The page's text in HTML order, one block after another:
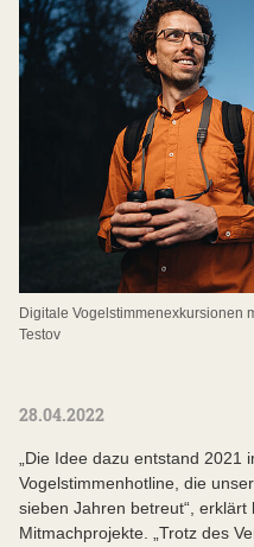
Digitale Vogelstimmenexkursionen
Testov
28.04.2022
„Die Idee dazu entstand 2021
Vogelstimmenhotline, die
sieben Jahren betreut“, erklärt
Mitmachprojekte. „Trotz des